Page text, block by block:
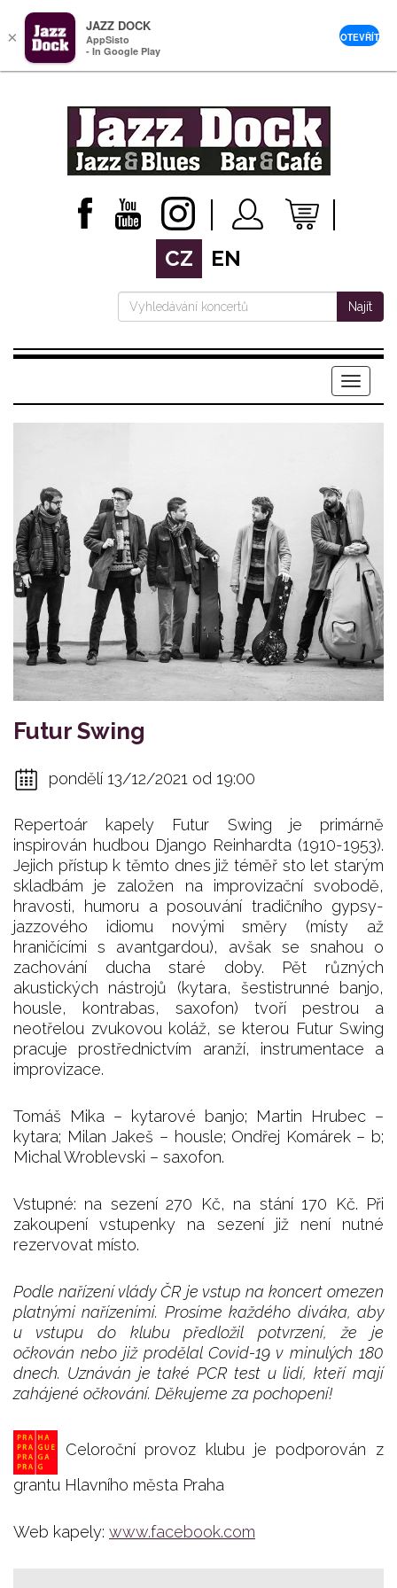
CZ EN
Najít
Menu
Futur Swing
pondělí 13/12/2021 od 19:00
Repertoár kapely Futur Swing je primárně
inspirován hudbou Django Reinhardta (1910-1953).
Jejich přístup k těmto dnes již téměř sto let starým
skladbám je založen na improvizační svobodě,
hravosti, humoru a posouvání tradičního gypsy-
jazzového idiomu novými směry (místy až
hraničícími s avantgardou), avšak se snahou o
zachování ducha staré doby. Pět různých
akustických nástrojů (kytara, šestistrunné banjo,
housle, kontrabas, saxofon) tvoří pestrou a
neotřelou zvukovou koláž, se kterou Futur Swing
pracuje prostřednictvím aranží, instrumentace a
improvizace.
Tomáš Mika – kytarové banjo; Martin Hrubec –
kytara; Milan Jakeš – housle; Ondřej Komárek – b;
Michal Wroblevski – saxofon.
Vstupné: na sezení 270 Kč, na stání 170 Kč. Při
zakoupení vstupenky na sezení již není nutné
rezervovat místo.
Podle nařízení vlády ČR je vstup na koncert omezen
platnými nařízeními. Prosíme každého diváka, aby
u vstupu do klubu předložil potvrzení, že je
očkován nebo již prodělal Covid-19 v minulých 180
dnech. Uznáván je také PCR test u lidí, kteří mají
zahájené očkování. Děkujeme za pochopení!
Celoroční provoz klubu je podporován z
grantu Hlavního města Praha
Web kapely: www.facebook.com
×
JAZZ DOCK
AppSisto
- In Google Play
OTEVŘÍT